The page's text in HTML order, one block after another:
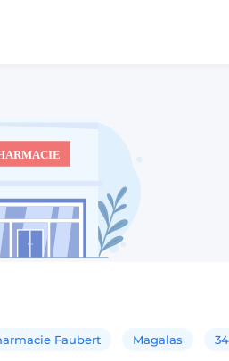
Faubert Magalas